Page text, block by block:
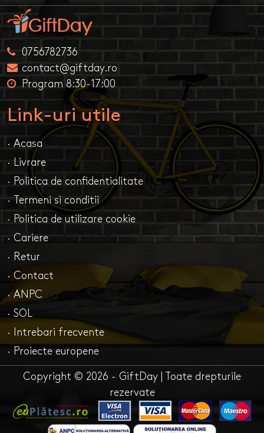
0756782736
contact@giftday.ro
Program 8:30-17:00
Link-uri utile
· Acasa
· Livrare
· Politica de confidentialitate
· Termeni si conditii
· Politica de utilizare cookie
· Cariere
· Retur
· Contact
· ANPC
· SOL
· Intrebari frecvente
· Proiecte europene
Copyright © 2026 - GiftDay | Toate drepturile
rezervate